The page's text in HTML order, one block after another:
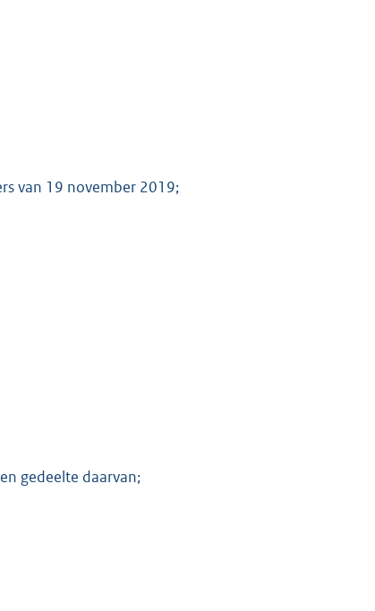
van 19 november 2019;
gedeelte daarvan;